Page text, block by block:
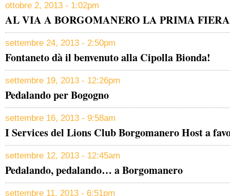
ottobre 2, 2013 - 1:02pm
AL VIA A BORGOMANERO LA PRIMA
settembre 24, 2013 - 2:50pm
Fontaneto dà il benvenuto alla Cipolla Bionda!
settembre 19, 2013 - 12:26pm
Pedalando per Bogogno
settembre 16, 2013 - 9:58am
I Services del Lions Club Borgomanero Host a
settembre 12, 2013 - 12:45am
Pedalando, pedalando… a Borgomanero
settembre 11, 2013 - 6:51pm